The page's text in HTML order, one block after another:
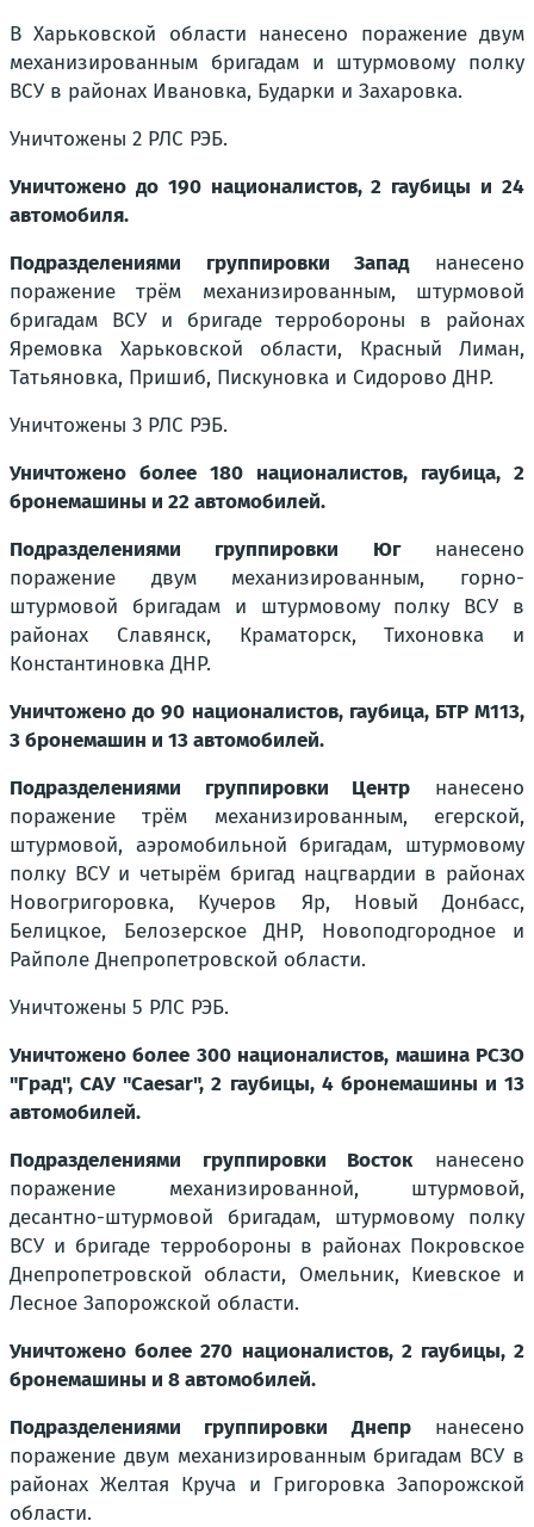
В Харьковской области нанесено поражение двум
механизированным бригадам и штурмовому полку
ВСУ в районах Ивановка, Бударки и Захаровка.
Уничтожены 2 РЛС РЭБ.
Уничтожено до 190 националистов, 2 гаубицы и 24
автомобиля.
Подразделениями группировки Западнанесено
поражение трём механизированным, штурмовой
бригадам ВСУ и бригаде терробороны в районах
Яремовка Харьковской области, Красный Лиман,
Татьяновка, Пришиб, Пискуновка и Сидорово ДНР.
Уничтожены 3 РЛС РЭБ.
Уничтожено более 180 националистов, гаубица, 2
бронемашины и 22 автомобилей.
Подразделениями группировки Югнанесено
поражение двум механизированным, горно-
штурмовой бригадам и штурмовому полку ВСУ в
районах Славянск, Краматорск, Тихоновка и
Константиновка ДНР.
Уничтожено до 90 националистов, гаубица, БТР M113,
3 бронемашин и 13 автомобилей.
Подразделениями группировки Центр нанесено
поражение трём механизированным, егерской,
штурмовой, аэромобильной бригадам, штурмовому
полку ВСУ и четырём бригад нацгвардии в районах
Новогригоровка, Кучеров Яр, Новый Донбасс,
Белицкое, Белозерское ДНР, Новоподгородное и
Райполе Днепропетровской области.
Уничтожены 5 РЛС РЭБ.
Уничтожено более 300 националистов, машина РСЗО
"Град", САУ "Caesar", 2 гаубицы, 4 бронемашины и 13
автомобилей.
Подразделениями группировки Востокнанесено
поражение механизированной, штурмовой,
десантно-штурмовой бригадам, штурмовому полку
ВСУ и бригаде терробороны в районах Покровское
Днепропетровской области, Омельник, Киевское и
Лесное Запорожской области.
Уничтожено более 270 националистов, 2 гаубицы, 2
бронемашины и 8 автомобилей.
Подразделениями группировки Днепрнанесено
поражение двум механизированным бригадам ВСУ в
районах Желтая Круча и Григоровка Запорожской
области.